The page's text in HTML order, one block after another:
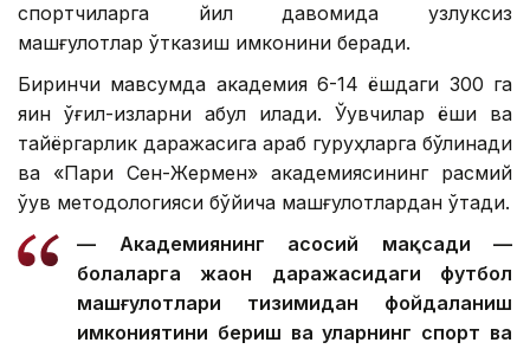
спортчиларга йил давомида узлуксиз
машғулотлар ўтказиш имконини беради.
Биринчи мавсумда академия 6-14 ёшдаги 300 га
яқин ўғил-қизларни қабул қилади. Ўқувчилар ёши ва
тайёргарлик даражасига қараб гуруҳларга бўлинади
ва «Пари Сен-Жермен» академиясининг расмий
ўқув методологияси бўйича машғулотлардан ўтади.
— Академиянинг асосий мақсади —
болаларга жаҳон даражасидаги футбол
машғулотлари тизимидан фойдаланиш
имкониятини бериш ва уларнинг спорт ва